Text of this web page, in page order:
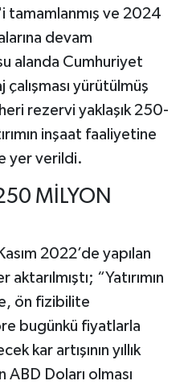
tamamlanmış ve 2024
devam
alanda Cumhuriyet
yürütülmüş
rezervi yaklaşık 250-
inşaat faaliyetine
yer verildi.
MİLYON
2022’de yapılan
“Yatırımın
ön fizibilite
bugünkü fiyatlarla
kar artışının yıllık
Doları olması